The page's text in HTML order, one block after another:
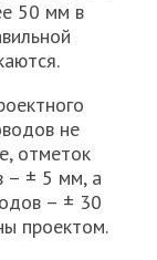
50 мм в
не
отметок
– ± 5 мм, а
– ± 30
проектом.